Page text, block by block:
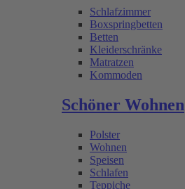
Schlafzimmer
Boxspringbetten
Betten
Kleiderschränke
Matratzen
Kommoden
Schöner Wohnen
Polster
Wohnen
Speisen
Schlafen
Teppiche